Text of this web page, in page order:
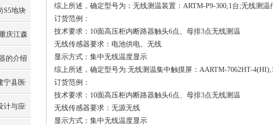
S5地块
庆江森
的介绍
宁县医
计与应
综上所述，确定型号为：无线测温装置：ARTM-P9-300,1台;无线测温
订货范例：
技术要求：10面高压柜内断路器触头6点、母排3点无线测温
无线传感器要求：电池供电、无线
显示方式：集中无线温度显示
综上所述，确定型号为:无线测温集中触摸屏：AARTM-7062HT-
订货范例：
技术要求：10面高压柜内断路器触头6点、母排3点无线测温
无线传感器要求：无源无线
显示方式：集中无线温度显示